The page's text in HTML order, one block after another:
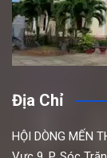
Địa Chỉ
HỘI DÒNG MẾN